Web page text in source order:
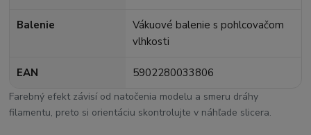
Balenie
Vákuové balenie s pohlcovačom
vlhkosti
EAN 5902280033806
Farebný efekt závisí od natočenia modelu a smeru dráhy
filamentu, preto si orientáciu skontrolujte v náhľade slicera.